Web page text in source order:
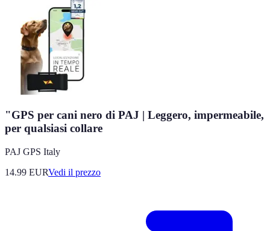
"GPS per cani nero di PAJ | Leggero, impermeabile,
per qualsiasi collare
PAJ GPS Italy
14.99 EURVedi il prezzo